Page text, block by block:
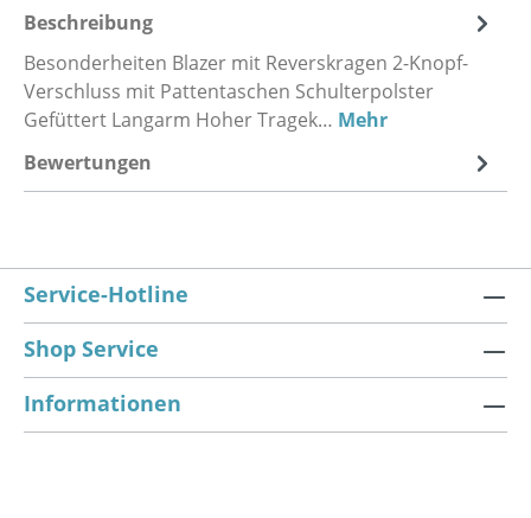
Beschreibung
Besonderheiten Blazer mit Reverskragen 2-Knopf-
Verschluss mit Pattentaschen Schulterpolster
Gefüttert Langarm Hoher Tragek… Mehr
Bewertungen
Service-Hotline
Shop Service
Informationen